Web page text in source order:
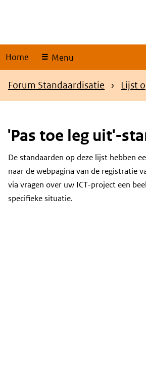
Home Menu
Kruimelpad
Forum Standaardisatie Lijst
'Pas toe leg uit'-
Content
De standaarden op deze lijst hebben
naar de webpagina van de registratie
via vragen over uw ICT-project een
specifieke situatie.